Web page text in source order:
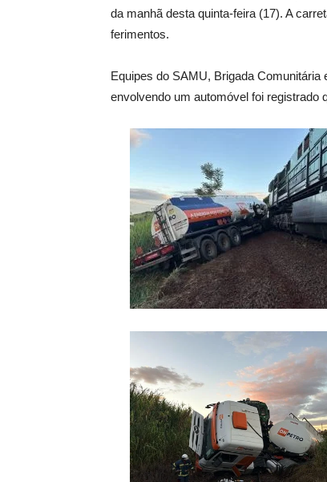
da manhã desta quinta-feira (17). A
ferimentos.
Equipes do SAMU, Brigada
envolvendo um automóvel foi registrado